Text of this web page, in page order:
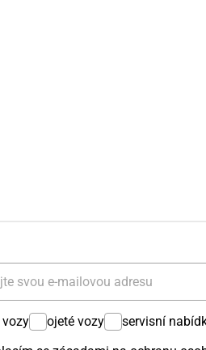
vozy ojeté vozy servisní